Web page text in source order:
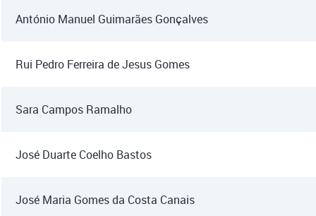
António Manuel Guimarães Gonçalves
Rui Pedro Ferreira de Jesus Gomes
Sara Campos Ramalho
José Duarte Coelho Bastos
José Maria Gomes da Costa Canais